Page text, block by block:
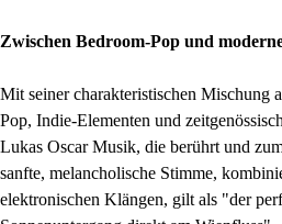
Zwischen Bedroom-Pop und
Mit seiner charakteristischen Mischung
Pop, Indie-Elementen und
Lukas Oscar Musik, die berührt und
sanfte, melancholische Stimme,
elektronischen Klängen, gilt als "der